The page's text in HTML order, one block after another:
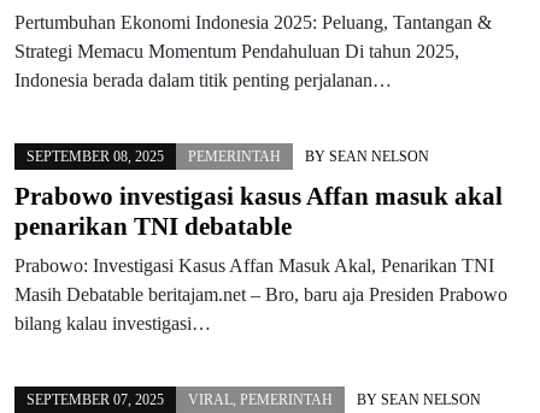
Pertumbuhan Ekonomi Indonesia 2025: Peluang, Tantangan &
Strategi Memacu Momentum Pendahuluan Di tahun 2025,
Indonesia berada dalam titik penting perjalanan…
SEPTEMBER 08, 2025 PEMERINTAH BY SEAN NELSON
Prabowo investigasi kasus Affan masuk akal
penarikan TNI debatable
Prabowo: Investigasi Kasus Affan Masuk Akal, Penarikan TNI
Masih Debatable beritajam.net – Bro, baru aja Presiden Prabowo
bilang kalau investigasi…
SEPTEMBER 07, 2025 VIRAL, PEMERINTAH BY SEAN NELSON